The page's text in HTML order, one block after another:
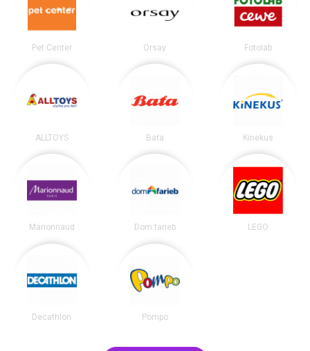
Pet Center Orsay Fotolab
ALLTOYS Baťa Kinekus
Marionnaud Dom farieb LEGO
Decathlon Pompo